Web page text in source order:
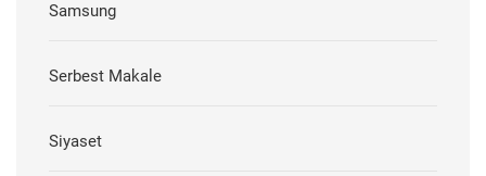
Samsung
Serbest Makale
Siyaset